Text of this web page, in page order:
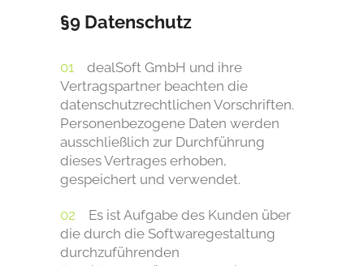
§9 Datenschutz
dealSoft GmbH und ihre
Vertragspartner beachten die
datenschutzrechtlichen Vorschriften.
Personenbezogene Daten werden
ausschließlich zur Durchführung
dieses Vertrages erhoben,
gespeichert und verwendet.
Es ist Aufgabe des Kunden über
die durch die Softwaregestaltung
durchzuführenden